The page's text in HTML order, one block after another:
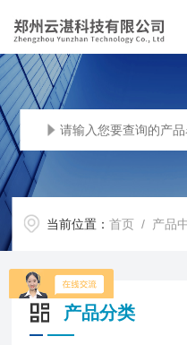
当前位置：首页 / 产品
产品分类